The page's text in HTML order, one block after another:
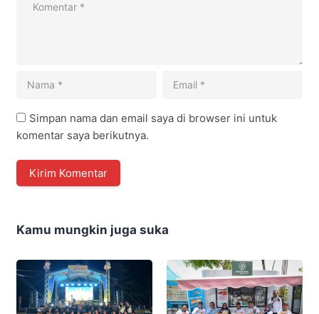
Simpan nama dan email saya di browser ini untuk
komentar saya berikutnya.
Kamu mungkin juga suka